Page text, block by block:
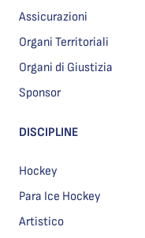
Assicurazioni
Organi Territoriali
Organi di Giustizia
Sponsor
DISCIPLINE
Hockey
Para Ice Hockey
Artistico